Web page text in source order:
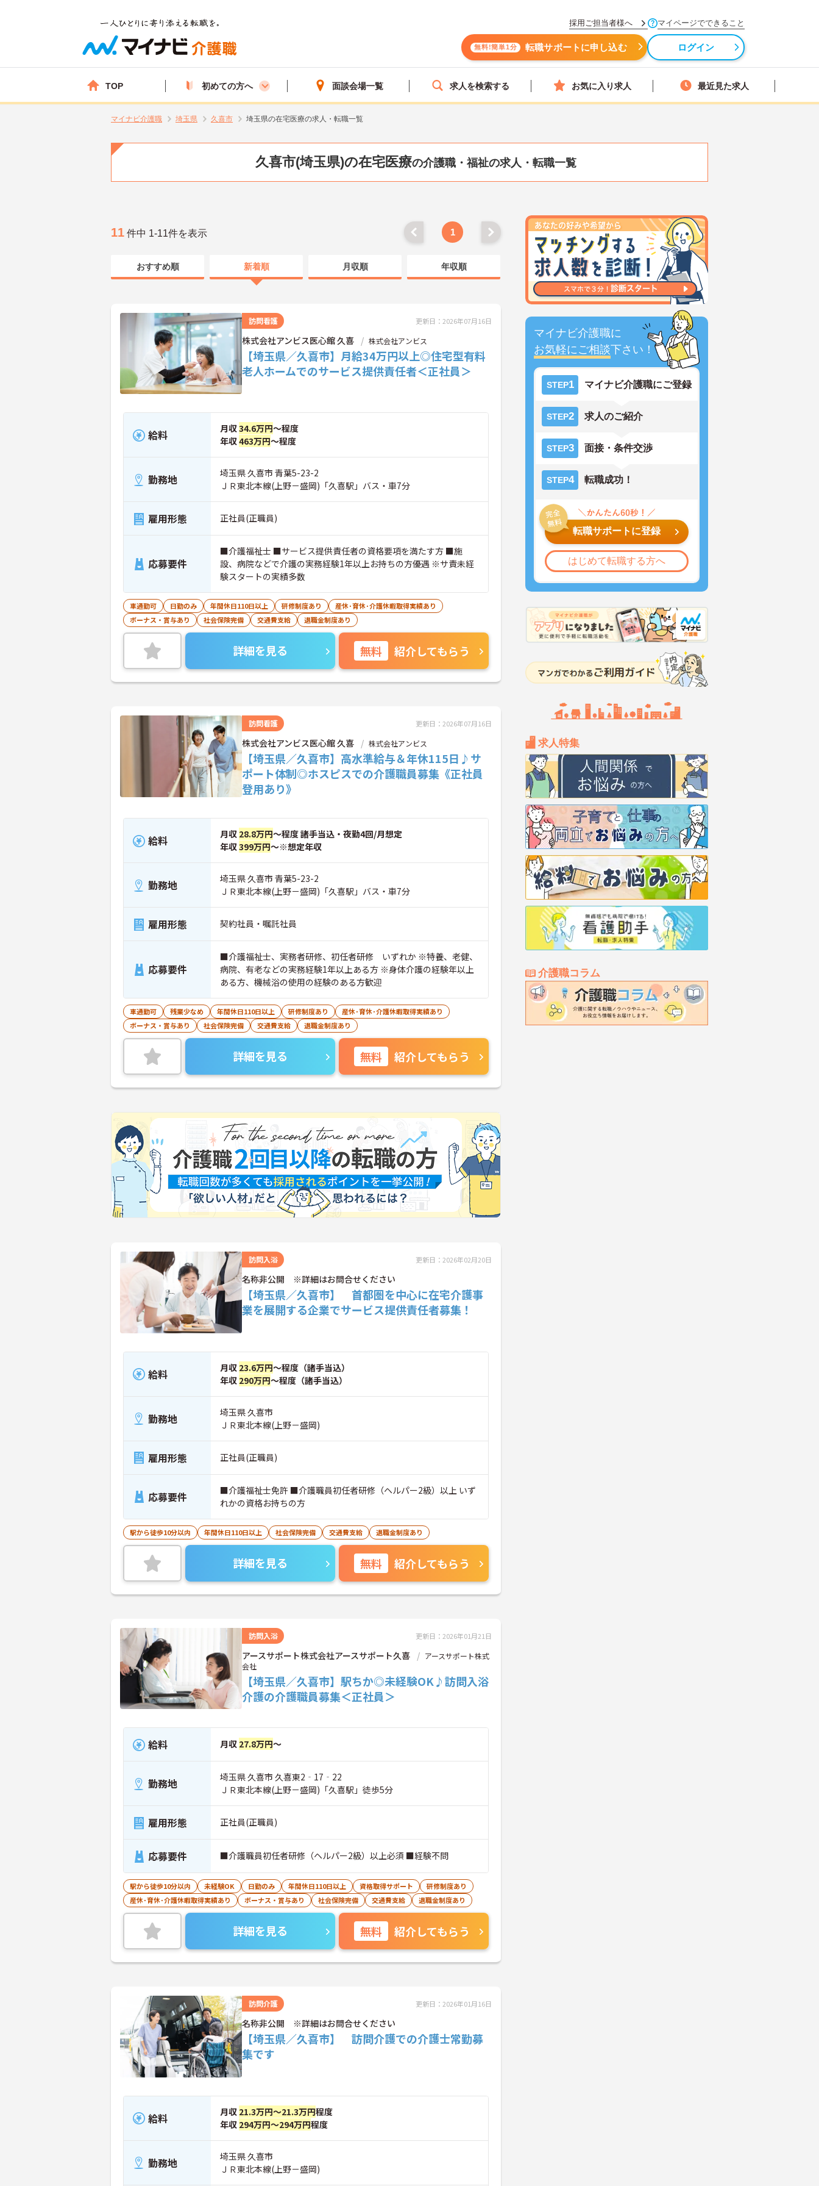
採用ご担当者様へ マイページでできること
無料!簡単1分 転職サポートに申し込む ログイン
TOP 初めての方へ 面談会場一覧 求人を検索する お気に入り求人 最近見た求人
マイナビ介護職 埼玉県 久喜市 埼玉県の在宅医療の求人・転職一覧
久喜市(埼玉県)の在宅医療の介護職・福祉の求人・転職一覧
マイナビ介護職に
お気軽にご相談下さい！
STEP1 マイナビ介護職にご登録
STEP2 求人のご紹介
STEP3 面接・条件交渉
STEP4 転職成功！
転職サポートに登録
はじめて転職する方へ
求人特集
介護職コラム
11 件中 1-11件を表示 1
おすすめ順 新着順 月収順 年収順
訪問看護 更新日：2026年07月16日
株式会社アンビス医心館 久喜 株式会社アンビス
【埼玉県／久喜市】月給34万円以上◎住宅型有料
老人ホームでのサービス提供責任者＜正社員＞
給料 月収34.6万円～程度
年収463万円～程度
勤務地
埼玉県 久喜市 青葉5-23-2
ＪＲ東北本線(上野－盛岡)「久喜駅」バス・車7分
雇用形態 正社員(正職員)
応募要件
■介護福祉士 ■サービス提供責任者の資格要項を満たす方 ■施
設、病院などで介護の実務経験1年以上お持ちの方優遇 ※サ責未経
験スタートの実績多数
車通勤可 日勤のみ 年間休日110日以上 研修制度あり
産休･育休･介護休暇取得実績あり
ボーナス・賞与あり
社会保険完備 交通費支給 退職金制度あり
詳細を見る 無料 紹介してもらう
訪問看護 更新日：2026年07月16日
株式会社アンビス医心館 久喜 株式会社アンビス
【埼玉県／久喜市】高水準給与＆年休115日♪サ
ポート体制◎ホスピスでの介護職員募集《正社員
登用あり》
給料 月収 28.8万円～程度 諸手当込・夜勤4回/月想定
年収399万円～※想定年収
勤務地
埼玉県 久喜市 青葉5-23-2
ＪＲ東北本線(上野－盛岡)「久喜駅」バス・車7分
雇用形態 契約社員・嘱託社員
応募要件
■介護福祉士、実務者研修、初任者研修 いずれか ※特養、老健、
病院、有老などの実務経験1年以上ある方 ※身体介護の経験年以上
ある方、機械浴の使用の経験のある方歓迎
車通勤可 残業少なめ 年間休日110日以上 研修制度あり
産休･育休･介護休暇取得実績あり
ボーナス・賞与あり
社会保険完備 交通費支給 退職金制度あり
詳細を見る 無料 紹介してもらう
訪問入浴 更新日：2026年02月20日
名称非公開 ※詳細はお問合せください
【埼玉県／久喜市】 首都圏を中心に在宅介護事
業を展開する企業でサービス提供責任者募集！
給料 月収 23.6万円～程度（諸手当込）
年収 290万円～程度（諸手当込）
勤務地
埼玉県 久喜市
ＪＲ東北本線(上野－盛岡)
雇用形態 正社員(正職員)
応募要件
■介護福祉士免許 ■介護職員初任者研修（ヘルパー2級）以上 いず
れかの資格お持ちの方
駅から徒歩10分以内 年間休日110日以上 社会保険完備 交通費支給 退職金制度あり
詳細を見る 無料 紹介してもらう
訪問入浴 更新日：2026年01月21日
アースサポート株式会社アースサポート久喜
アースサポート株式
会社
【埼玉県／久喜市】駅ちか◎未経験OK♪訪問入浴
介護の介護職員募集＜正社員＞
給料 月収 27.8万円～
勤務地
埼玉県 久喜市 久喜東2‐17‐22
ＪＲ東北本線(上野－盛岡)「久喜駅」徒歩5分
雇用形態 正社員(正職員)
応募要件 ■介護職員初任者研修（ヘルパー2級）以上必須 ■経験不問
駅から徒歩10分以内 未経験OK 日勤のみ 年間休日110日以上 資格取得サポート
研修制度あり
産休･育休･介護休暇取得実績あり
ボーナス・賞与あり 社会保険完備 交通費支給 退職金制度あり
詳細を見る 無料 紹介してもらう
訪問介護 更新日：2026年01月16日
名称非公開 ※詳細はお問合せください
【埼玉県／久喜市】 訪問介護での介護士常勤募
集です
給料 月収 21.3万円～21.3万円程度
年収 294万円～294万円程度
勤務地
埼玉県 久喜市
ＪＲ東北本線(上野－盛岡)